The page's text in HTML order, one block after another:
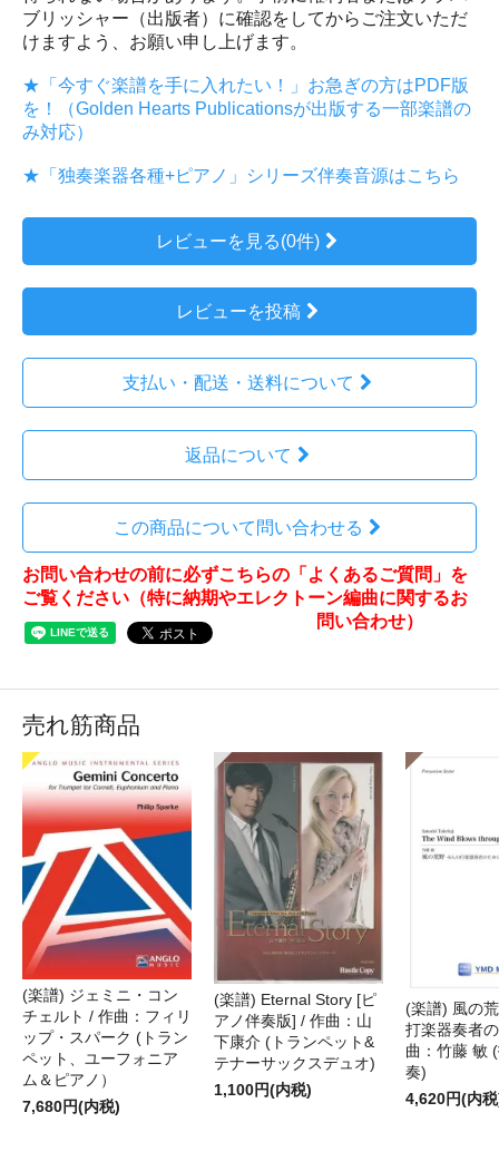
ブリッシャー（出版者）に確認をしてからご注文いただ
けますよう、お願い申し上げます。
★「今すぐ楽譜を手に入れたい！」お急ぎの方はPDF版
を！（Golden Hearts Publicationsが出版する一部楽譜の
み対応）
★「独奏楽器各種+ピアノ」シリーズ伴奏音源はこちら
レビューを見る(0件)
レビューを投稿
支払い・配送・送料について
返品について
この商品について問い合わせる
お問い合わせの前に必ずこちらの「よくあるご質問」を
ご覧ください（特に納期やエレクトーン編曲に関するお
問い合わせ）
売れ筋商品
(楽譜) ジェミニ・コン
チェルト / 作曲：フィリ
ップ・スパーク (トラン
ペット、ユーフォニア
ム＆ピアノ）
7,680円(内税)
(楽譜) Eternal Story [ピ
アノ伴奏版] / 作曲：山
下康介 (トランペット&
テナーサックスデュオ)
1,100円(内税)
(楽譜) 風の
打楽器奏者
曲：竹藤 敏
奏)
4,620円(内